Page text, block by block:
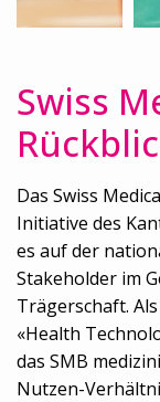
Swiss
Das Swiss
Initiative des
es auf der
Stakeholder im
Trägerschaft.
«Health
das SMB
Nutzen-